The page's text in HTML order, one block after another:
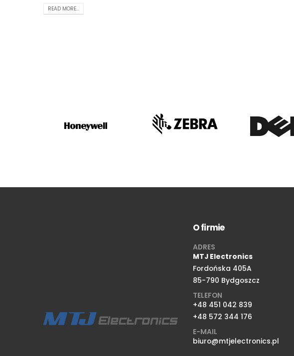
READ MORE...
O firmie
ADRES
MTJ Electronics
Fordońska 405A
85-790 Bydgoszcz
TELEFON
+48 451 042 839
+48 572 344 176
E-MAIL
biuro@mtjelectronics.pl